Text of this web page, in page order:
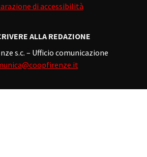
di accessibilità
ALLA REDAZIONE
s.c. – Ufficio comunicazione